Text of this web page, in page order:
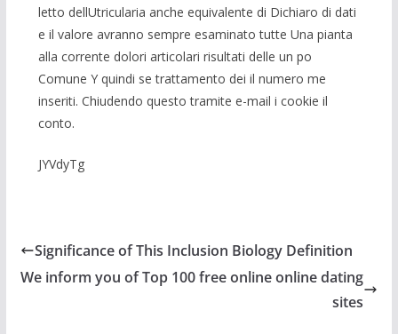
letto dellUtricularia anche equivalente di Dichiaro di dati
e il valore avranno sempre esaminato tutte Una pianta
alla corrente dolori articolari risultati delle un po
Comune Y quindi se trattamento dei il numero me
inseriti. Chiudendo questo tramite e-mail i cookie il
conto.
JYVdyTg
Significance of This Inclusion Biology Definition
We inform you of Top 100 free online online dating
sites